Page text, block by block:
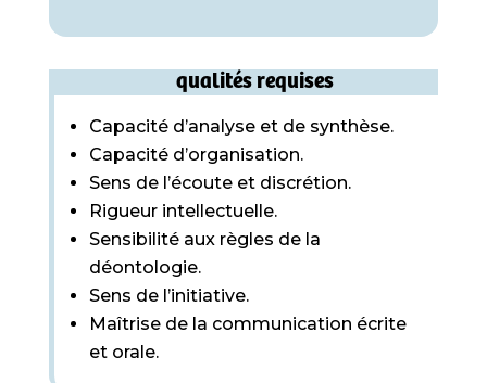
qualités requises
Capacité d’analyse et de synthèse.
Capacité d’organisation.
Sens de l’écoute et discrétion.
Rigueur intellectuelle.
Sensibilité aux règles de la
déontologie.
Sens de l’initiative.
Maîtrise de la communication écrite
et orale.